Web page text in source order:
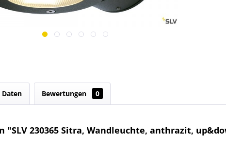
Daten Bewertungen 0
230365 Sitra, Wandleuchte, anthrazit,